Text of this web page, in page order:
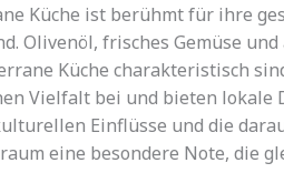
Küche ist berühmt für ihre
Olivenöl, frisches Gemüse
Küche charakteristisch
Vielfalt bei und bieten lokale
Einflüsse und die
eine besondere Note, die